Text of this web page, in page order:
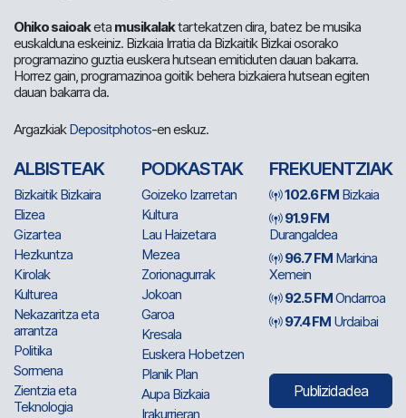
Ohiko saioaketa musikalaktartekatzen dira, batez be musika
euskalduna eskeiniz. Bizkaia Irratia da Bizkaitik Bizkai osorako
programazino guztia euskera hutsean emitiduten dauan bakarra.
Horrez gain, programazinoa goitik behera bizkaiera hutsean egiten
dauan bakarra da.
ArgazkiakDepositphotos-en eskuz.
ALBISTEAK
Bizkaitik Bizkaira
Elizea
Gizartea
Hezkuntza
Kirolak
Kulturea
Nekazaritza eta
arrantza
Politika
Sormena
Zientzia eta
Teknologia
PODKASTAK
Goizeko Izarretan
Kultura
Lau Haizetara
Mezea
Zorionagurrak
Jokoan
Garoa
Kresala
Euskera Hobetzen
Planik Plan
Aupa Bizkaia
Irakurrieran
FREKUENTZIAK
102.6 FM Bizkaia
91.9 FM
Durangaldea
96.7 FM Markina
Xemein
92.5 FMOndarroa
97.4 FM Urdaibai
Publizidadea